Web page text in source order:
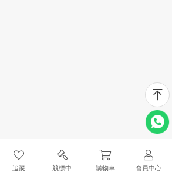
追蹤 競標中 購物車 會員中心